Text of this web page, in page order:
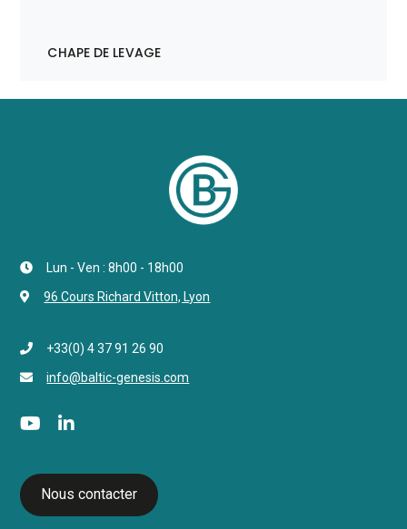
CHAPE DE LEVAGE
Lun - Ven : 8h00 - 18h00
96 Cours Richard Vitton, Lyon
+33(0) 4 37 91 26 90
info@baltic-genesis.com
Nous contacter